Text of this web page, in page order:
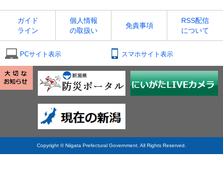
ガイド
ライン
個人情報
の取扱い
免責事項
RSS配信
について
PCサイト表示 スマホサイト表示
Copyright © Niigata Prefectural Government. All Rights Reserved.